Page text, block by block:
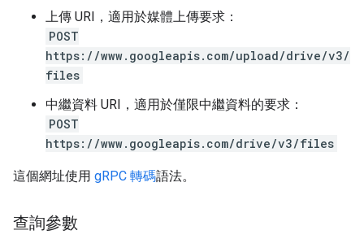
上傳 URI，適用於媒體上傳要求：
POST
https://www.googleapis.com/upload/drive/v3/
files
中繼資料 URI，適用於僅限中繼資料的要求：
POST
https://www.googleapis.com/drive/v3/files
這個網址使用 gRPC 轉碼語法。
查詢參數